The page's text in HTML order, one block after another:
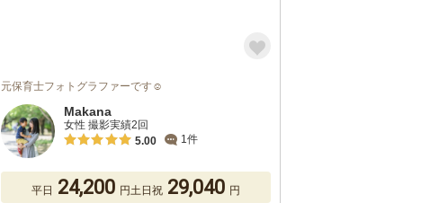
元保育士フォトグラファーです☺️
Makana
女性 撮影実績2回
5.00
1件
平日 24,200 円土日祝 29,040 円